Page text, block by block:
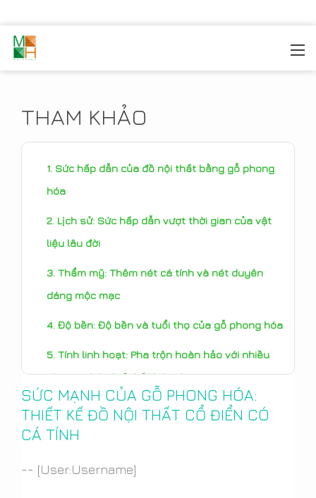
THAM KHẢO
Sức hấp dẫn của đồ nội thất bằng gỗ phong
hóa
Lịch sử: Sức hấp dẫn vượt thời gian của vật
liệu lâu đời
Thẩm mỹ: Thêm nét cá tính và nét duyên
dáng mộc mạc
Độ bền: Độ bền và tuổi thọ của gỗ phong hóa
Tính linh hoạt: Pha trộn hoàn hảo với nhiều
phong cách thiết kế khác nhau
Tính bền vững: Lựa chọn đồ nội thất thân
thiện với môi trường
SỨC MẠNH CỦA GỖ PHONG HÓA:
THIẾT KẾ ĐỒ NỘI THẤT CỔ ĐIỂN CÓ
CÁ TÍNH
-- [User:Username]